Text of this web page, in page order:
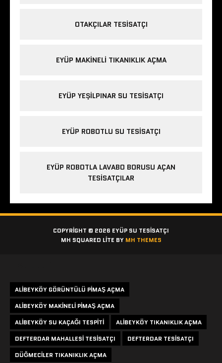
OTAKÇILAR TESISATÇI
EYÜP MAKINELI TIKANIKLIK AÇMA
EYÜP YEŞILPINAR SU TESISATÇI
EYÜP ROBOTLU SU TESISATÇI
EYÜP ROBOTLA LAVABO BORUSU AÇAN
TESISATÇILAR
COPYRIGHT © 2026 EYÜP SU TESISATÇI
MH SQUARED LITE BY MH THEMES
ALIBEYKÖY GÖRÜNTÜLÜ PIMAŞ AÇMA
ALIBEYKÖY MAKINELI PIMAŞ AÇMA
ALIBEYKÖY SU KAÇAĞI TESPITI
ALIBEYKÖY TIKANIKLIK AÇMA
DEFTERDAR MAHALLESI TESISATÇI
DEFTERDAR TESISATÇI
DÜĞMECILER TIKANIKLIK AÇMA